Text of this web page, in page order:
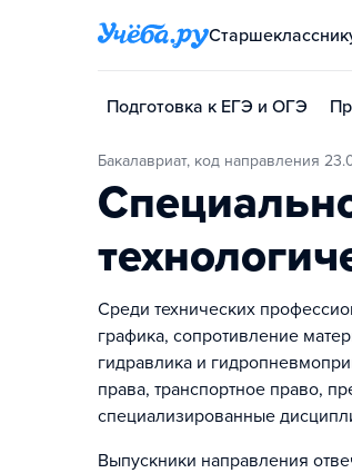
Подготовка к ЕГЭ и ОГЭ
Бакалавриат, код направления
Среди технических
графика, сопротивление
гидравлика и
права, транспортное право,
специализированные
Выпускники направления